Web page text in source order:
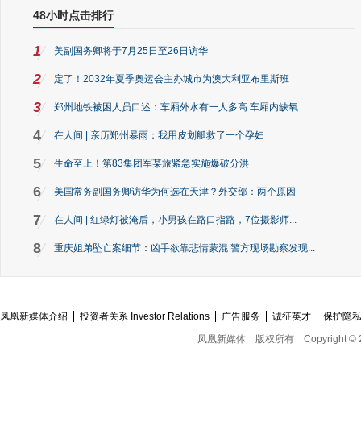
48小时点击排行
1 美副国务卿将于7月25日至26日访华
2 定了！2032年夏季奥运会主办城市为澳大利亚布里斯班
3 郑州地铁被困人员口述：车厢外水有一人多高 车厢内缺氧
4 在人间 | 亲历郑州暴雨：我用皮划艇救了一个孕妇
5 生命至上！第83集团军某旅紧急实施爆破分洪
6 美国常务副国务卿访华为何选在天津？外交部：两个原因
7 在人间 | 红绿灯被淹后，小男孩在路口指路，7位摄影师...
8 重庆姐弟坠亡案细节：凶手欲靠悲情蒙混 警方现场勘察发现...
凤凰新媒体介绍 投资者关系 Investor Relations 广告服务 诚征英才
保护隐
凤凰新媒体
版权所有 Copyright ©